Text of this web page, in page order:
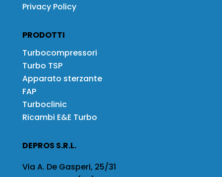
Privacy Policy
PRODOTTI
Turbocompressori
Turbo TSP
Apparato sterzante
FAP
Turboclinic
Ricambi E&E Turbo
DEPROS S.R.L.
Via A. De Gasperi, 25/31